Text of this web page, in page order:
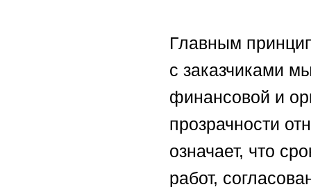
Главным
с заказчиками
финансовой и
прозрачности
означает, что
работ,